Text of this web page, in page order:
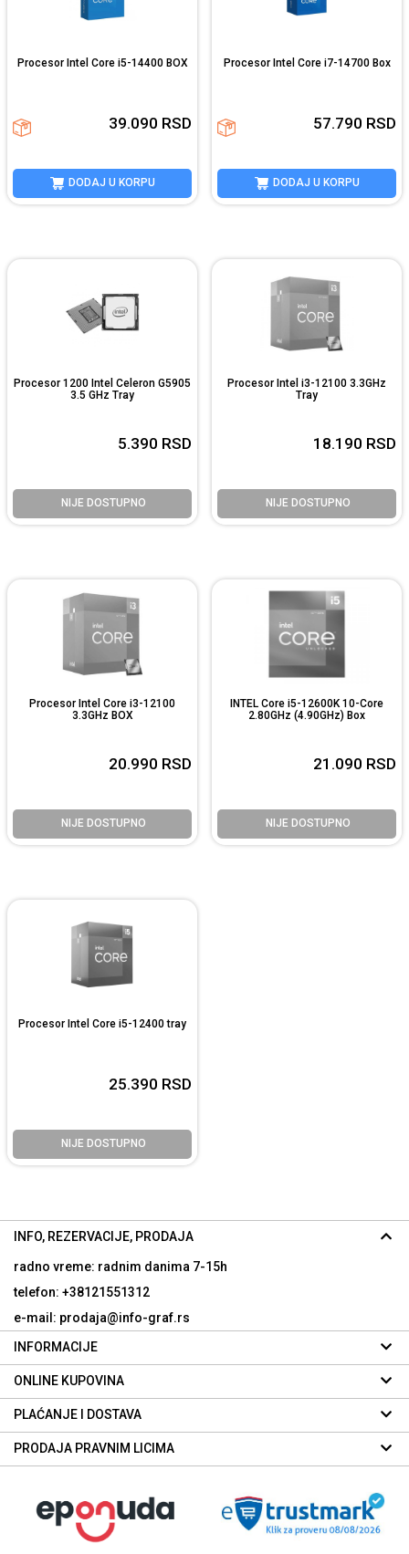
Procesor Intel Core i5-14400 BOX
39.090 RSD
DODAJ U KORPU
Procesor Intel Core i7-14700 Box
57.790 RSD
DODAJ U KORPU
Procesor 1200 Intel Celeron G5905
3.5 GHz Tray
5.390 RSD
NIJE DOSTUPNO
Procesor Intel i3-12100 3.3GHz
Tray
18.190 RSD
NIJE DOSTUPNO
Procesor Intel Core i3-12100
3.3GHz BOX
20.990 RSD
NIJE DOSTUPNO
INTEL Core i5-12600K 10-Core
2.80GHz (4.90GHz) Box
21.090 RSD
NIJE DOSTUPNO
Procesor Intel Core i5-12400 tray
25.390 RSD
NIJE DOSTUPNO
INFO, REZERVACIJE, PRODAJA
radno vreme: radnim danima 7-15h
telefon: +38121551312
e-mail: prodaja@info-graf.rs
INFORMACIJE
ONLINE KUPOVINA
PLAĆANJE I DOSTAVA
PRODAJA PRAVNIM LICIMA